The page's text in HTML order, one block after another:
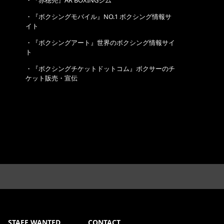
・
『ボクシングモバイル』NO.1 ボクシング情報サ
イト
・
『ボクシングアート』世界のボクシング情報サイ
ト
・
『ボクシングチケットドットコム』ボクサーのチ
ケット販売・宣伝